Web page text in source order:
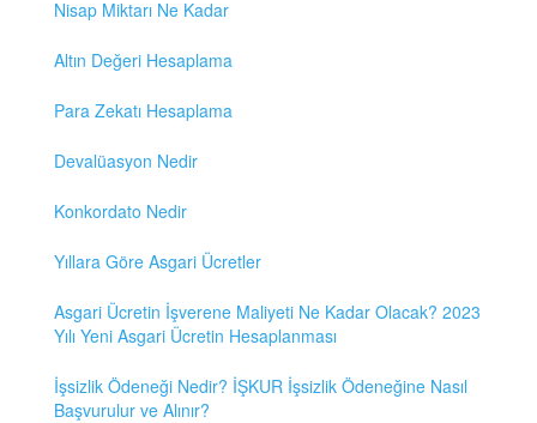
Nisap Miktarı Ne Kadar
Altın Değeri Hesaplama
Para Zekatı Hesaplama
Devalüasyon Nedir
Konkordato Nedir
Yıllara Göre Asgari Ücretler
Asgari Ücretin İşverene Maliyeti Ne Kadar Olacak? 2023
Yılı Yeni Asgari Ücretin Hesaplanması
İşsizlik Ödeneği Nedir? İŞKUR İşsizlik Ödeneğine Nasıl
Başvurulur ve Alınır?